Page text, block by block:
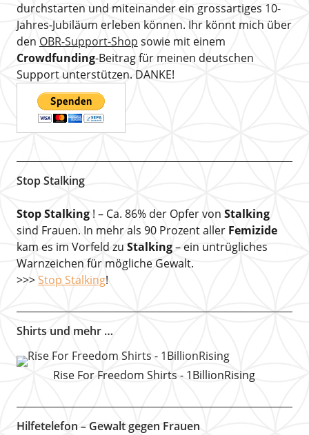
durchstarten und miteinander ein grossartiges 10-
Jahres-Jubiläum erleben können. Ihr könnt mich über
den OBR-Support-Shop sowie mit einem
Crowdfunding-Beitrag für meinen deutschen
Support unterstützen. DANKE!
Stop Stalking
Stop Stalking! – Ca. 86% der Opfer von Stalking
sind Frauen. In mehr als 90 Prozent aller Femizide
kam es im Vorfeld zu Stalking– ein untrügliches
Warnzeichen für mögliche Gewalt.
>>> Stop Stalking!
Shirts und mehr …
Rise For Freedom Shirts - 1BillionRising
Hilfetelefon – Gewalt gegen Frauen